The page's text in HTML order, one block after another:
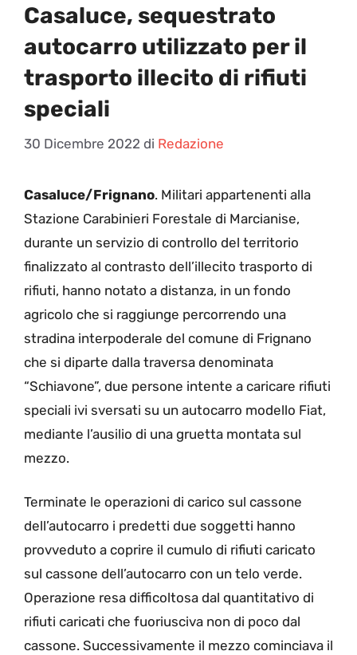
Casaluce, sequestrato
autocarro utilizzato per il
trasporto illecito di rifiuti
speciali
30 Dicembre 2022 di Redazione
Casaluce/Frignano. Militari appartenenti alla
Stazione Carabinieri Forestale di Marcianise,
durante un servizio di controllo del territorio
finalizzato al contrasto dell’illecito trasporto di
rifiuti, hanno notato a distanza, in un fondo
agricolo che si raggiunge percorrendo una
stradina interpoderale del comune di Frignano
che si diparte dalla traversa denominata
“Schiavone”, due persone intente a caricare rifiuti
speciali ivi sversati su un autocarro modello Fiat,
mediante l’ausilio di una gruetta montata sul
mezzo.
Terminate le operazioni di carico sul cassone
dell’autocarro i predetti due soggetti hanno
provveduto a coprire il cumulo di rifiuti caricato
sul cassone dell’autocarro con un telo verde.
Operazione resa difficoltosa dal quantitativo di
rifiuti caricati che fuoriusciva non di poco dal
cassone. Successivamente il mezzo cominciava il